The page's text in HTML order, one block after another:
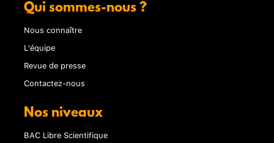
Qui sommes-nous ?
Nous connaître
L'équipe
Revue de presse
Contactez-nous
Nos niveaux
BAC Libre Scientifique